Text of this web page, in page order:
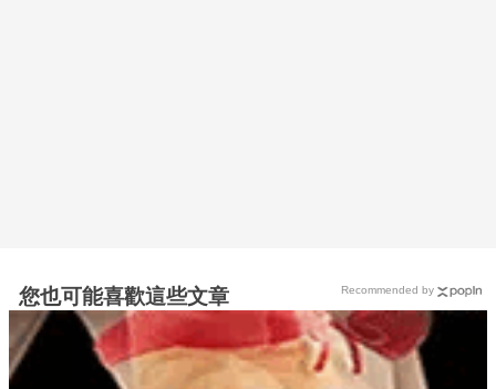
您也可能喜歡這些文章 Recommended by